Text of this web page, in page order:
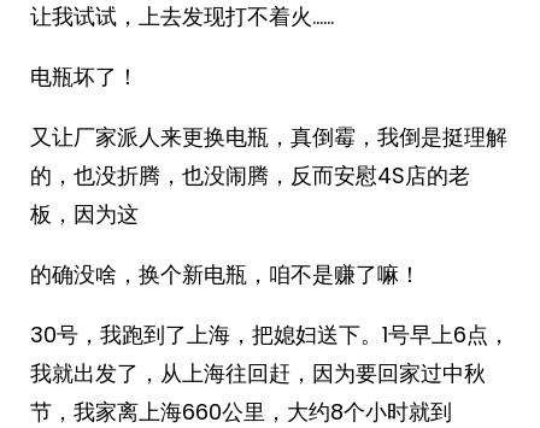
让我试试，上去发现打不着火……
电瓶坏了！
又让厂家派人来更换电瓶，真倒霉，我倒是挺理解
的，也没折腾，也没闹腾，反而安慰4S店的老
板，因为这
的确没啥，换个新电瓶，咱不是赚了嘛！
30号，我跑到了上海，把媳妇送下。1号早上6点，
我就出发了，从上海往回赶，因为要回家过中秋
节，我家离上海660公里，大约8个小时就到